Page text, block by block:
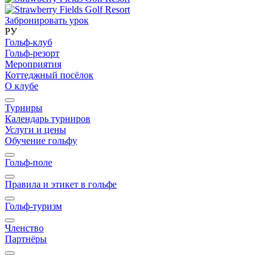
Забронировать урок
РУ
Гольф-клуб
Гольф-резорт
Мероприятия
Коттеджный посёлок
О клубе
Турниры
Календарь турниров
Услуги и цены
Обучение гольфу
Гольф-поле
Правила и этикет в гольфе
Гольф-туризм
Членство
Партнёры